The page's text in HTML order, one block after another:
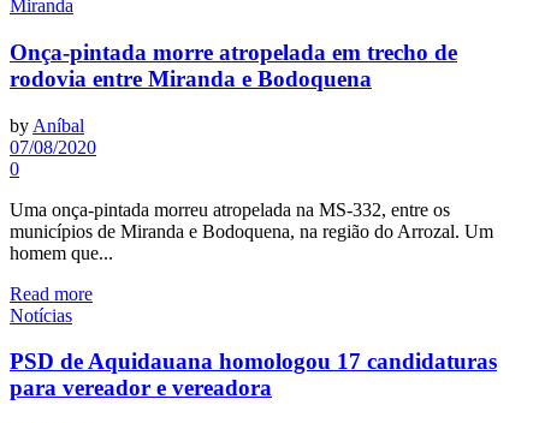
Miranda
Onça-pintada morre atropelada em trecho de
rodovia entre Miranda e Bodoquena
by Aníbal
07/08/2020
0
Uma onça-pintada morreu atropelada na MS-332, entre os
municípios de Miranda e Bodoquena, na região do Arrozal. Um
homem que...
Read more
Notícias
PSD de Aquidauana homologou 17 candidaturas
para vereador e vereadora